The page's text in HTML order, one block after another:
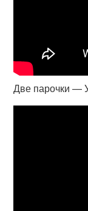
Две парочки —